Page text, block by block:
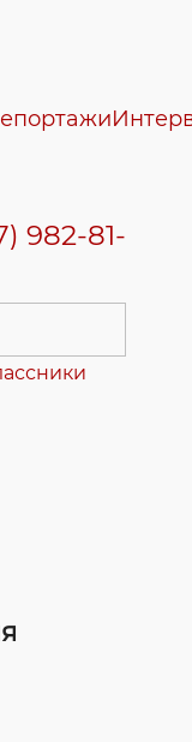
982-81-